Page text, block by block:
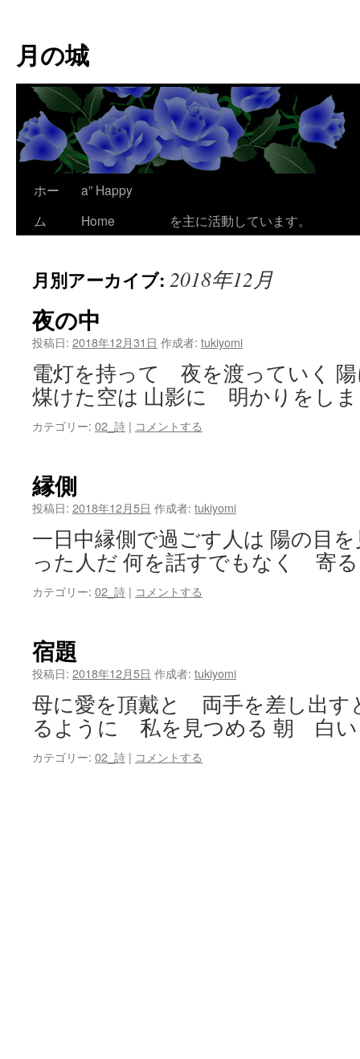
ン
キ
ッ
プ
月の城
ホー
ム
a” Happy
Home
を主に活動しています。
月別アーカイブ: 2018年12月
夜の中
投稿日: 2018年12月31日 作成者: tukiyomi
電灯を持って 夜を渡っていく
煤けた空は 山影に 明かりをし
カテゴリー: 02_詩 | コメントする
縁側
投稿日: 2018年12月5日 作成者: tukiyomi
一日中縁側で過ごす人は 陽の目
った人だ 何を話すでもなく 寄
カテゴリー: 02_詩 | コメントする
宿題
投稿日: 2018年12月5日 作成者: tukiyomi
母に愛を頂戴と 両手を差し出す
るように 私を見つめる 朝 白
カテゴリー: 02_詩 | コメントする